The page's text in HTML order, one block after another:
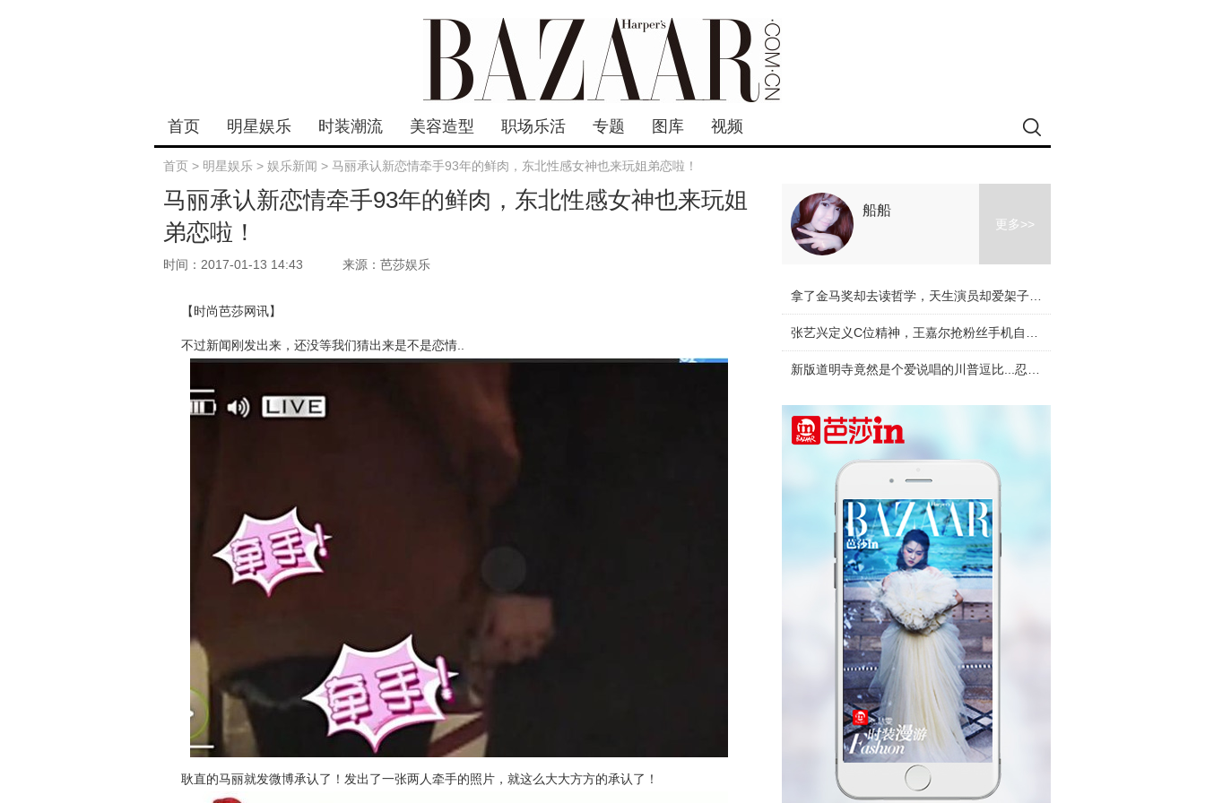
首页 明星娱乐 时装潮流 美容造型 职场乐活 专题 图库 视频
首页 > 明星娱乐 > 娱乐新闻 > 马丽承认新恋情牵手93年的鲜肉，东北性感女神也来玩姐弟恋啦！
马丽承认新恋情牵手93年的鲜肉，东北性感女神也来玩姐
弟恋啦！
时间：2017-01-13 14:43 来源：芭莎娱乐
【时尚芭莎网讯】
不过新闻刚发出来，还没等我们猜出来是不是恋情..
耿直的马丽就发微博承认了！发出了一张两人牵手的照片，就这么大大方方的承认了！
船船
更多>>